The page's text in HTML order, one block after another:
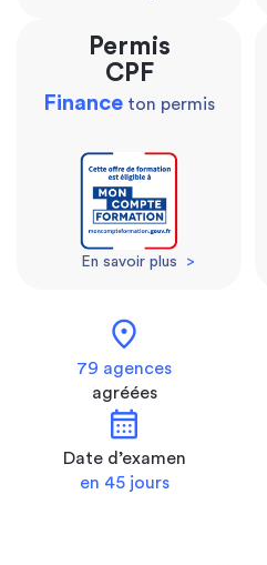
Permis
CPF
Finance ton permis
En savoir plus >
location_on
79 agences
agréées
calendar_month
Date d’examen
en 45 jours